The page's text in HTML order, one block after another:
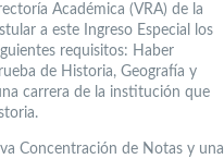
Académica (VRA) de la
a este Ingreso Especial los
requisitos: Haber
de Historia, Geografía y
carrera de la institución que
Concentración de Notas y una